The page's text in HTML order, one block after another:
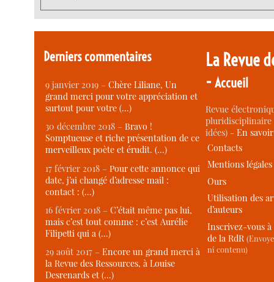
Derniers commentaires
9 janvier 2019 –Chère Liliane, Un
grand merci pour votre appréciation et
surtout pour votre (…)
30 décembre 2018 –Bravo !
Somptueuse et riche présentation de ce
merveilleux poète et érudit. (…)
17 février 2018 –Pour cette annonce qui
date, j’ai changé d’adresse mail :
contact : (…)
16 février 2018 –C’était même pas lui,
mais c’est tout comme : c’est Aurélie
Filipetti qui a (…)
29 août 2017 –Encore un grand merci à
la Revue des Ressources, à Louise
Desrenards et (…)
La Revue
-Accueil
Revue
idées) -En
Contacts
Mentions légales
Ours
Utilisation des
d’auteurs
Inscrivez-vous
de la RdR
ni contenu)